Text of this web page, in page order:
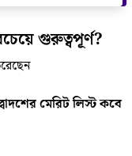
গুরুত্বপূর্ণ?
মেরিট লিস্ট কবে